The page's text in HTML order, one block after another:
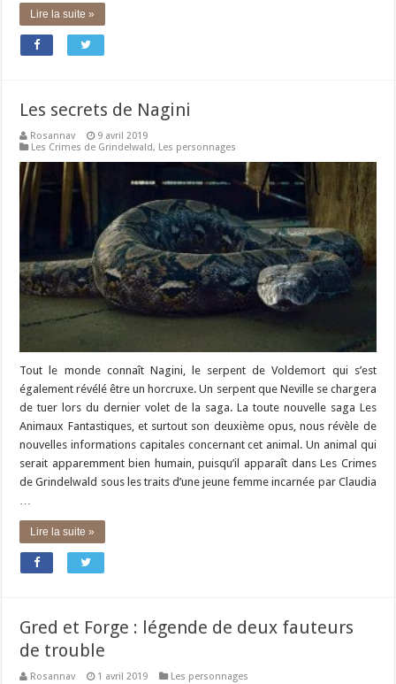
Lire la suite »
Les secrets de Nagini
Rosannav
9 avril 2019
Les Crimes de Grindelwald, Les personnages
Tout le monde connaît Nagini, le serpent de Voldemort qui s’est
également révélé être un horcruxe. Un serpent que Neville se chargera
de tuer lors du dernier volet de la saga. La toute nouvelle saga Les
Animaux Fantastiques, et surtout son deuxième opus, nous révèle de
nouvelles informations capitales concernant cet animal. Un animal qui
serait apparemment bien humain, puisqu’il apparaît dans Les Crimes
de Grindelwald sous les traits d’une jeune femme incarnée par Claudia
Lire la suite »
Gred et Forge : légende de deux fauteurs
de trouble
Rosannav 1 avril 2019 Les personnages